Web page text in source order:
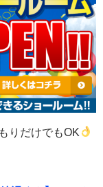
りだけでもOK